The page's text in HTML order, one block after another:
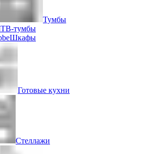
Тумбы
ТВ-тумбы
Шкафы
Готовые кухни
Стеллажи